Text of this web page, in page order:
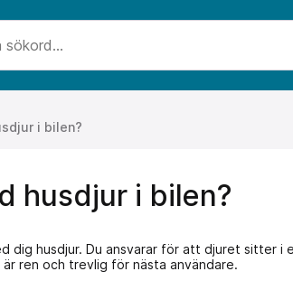
i bilen?
husdjur i bilen?
dig husdjur. Du ansvarar för att djuret sitter
ren och trevlig för nästa användare.